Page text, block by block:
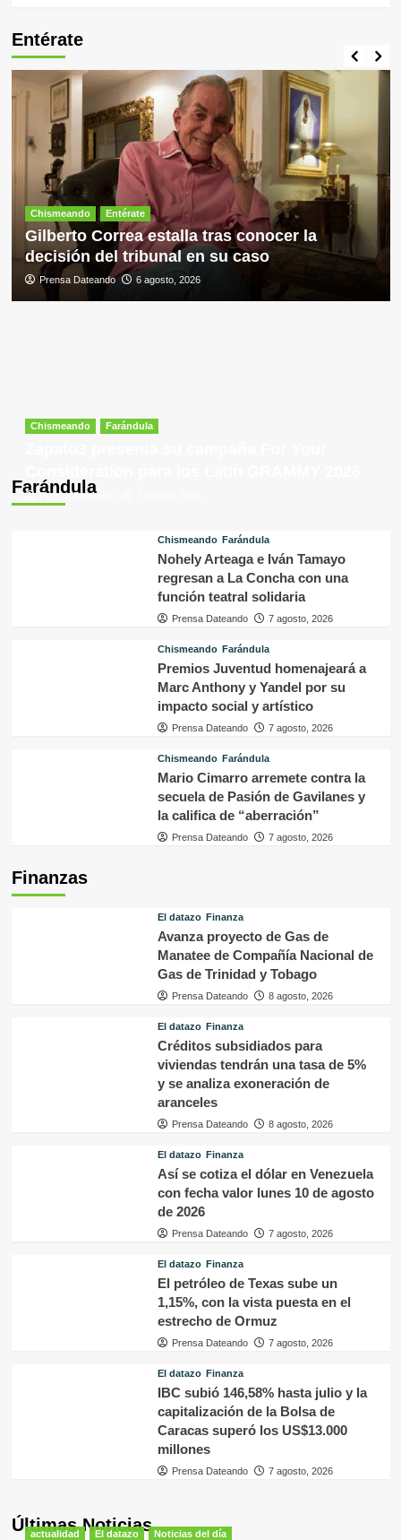
Entérate
Chismeando Entérate
Gilberto Correa estalla tras conocer la
decisión del tribunal en su caso
Prensa Dateando 6 agosto, 2026
Farándula
Chismeando Farándula
Prensa Dateando
Chismeando Farándula
Nohely Arteaga e Iván Tamayo
regresan a La Concha con una
función teatral solidaria
Prensa Dateando 7 agosto, 2026
Chismeando Farándula
Premios Juventud homenajeará a
Marc Anthony y Yandel por su
impacto social y artístico
Prensa Dateando 7 agosto, 2026
Chismeando Farándula
Mario Cimarro arremete contra la
secuela de Pasión de Gavilanes y
la califica de “aberración”
Prensa Dateando 7 agosto, 2026
Finanzas
El datazo Finanza
Avanza proyecto de Gas de
Manatee de Compañía Nacional de
Gas de Trinidad y Tobago
Prensa Dateando 8 agosto, 2026
El datazo Finanza
Créditos subsidiados para
viviendas tendrán una tasa de 5%
y se analiza exoneración de
aranceles
Prensa Dateando 8 agosto, 2026
El datazo Finanza
Así se cotiza el dólar en Venezuela
con fecha valor lunes 10 de agosto
de 2026
Prensa Dateando 7 agosto, 2026
El datazo Finanza
El petróleo de Texas sube un
1,15%, con la vista puesta en el
estrecho de Ormuz
Prensa Dateando 7 agosto, 2026
El datazo Finanza
IBC subió 146,58% hasta julio y la
capitalización de la Bolsa de
Caracas superó los US$13.000
millones
Prensa Dateando 7 agosto, 2026
Últimas Noticias
actualidad El datazo Noticias del día